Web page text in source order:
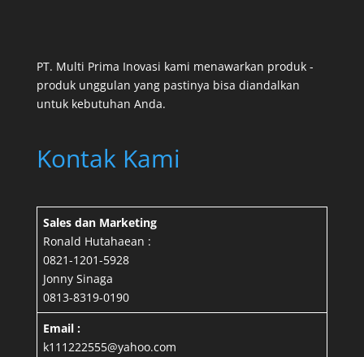
PT. Multi Prima Inovasi kami menawarkan produk -
produk unggulan yang pastinya bisa diandalkan
untuk kebutuhan Anda.
Kontak Kami
Sales dan Marketing
Ronald Hutahaean :
0821-1201-5928
Jonny Sinaga
0813-8319-0190
Email :
k111222555@yahoo.com